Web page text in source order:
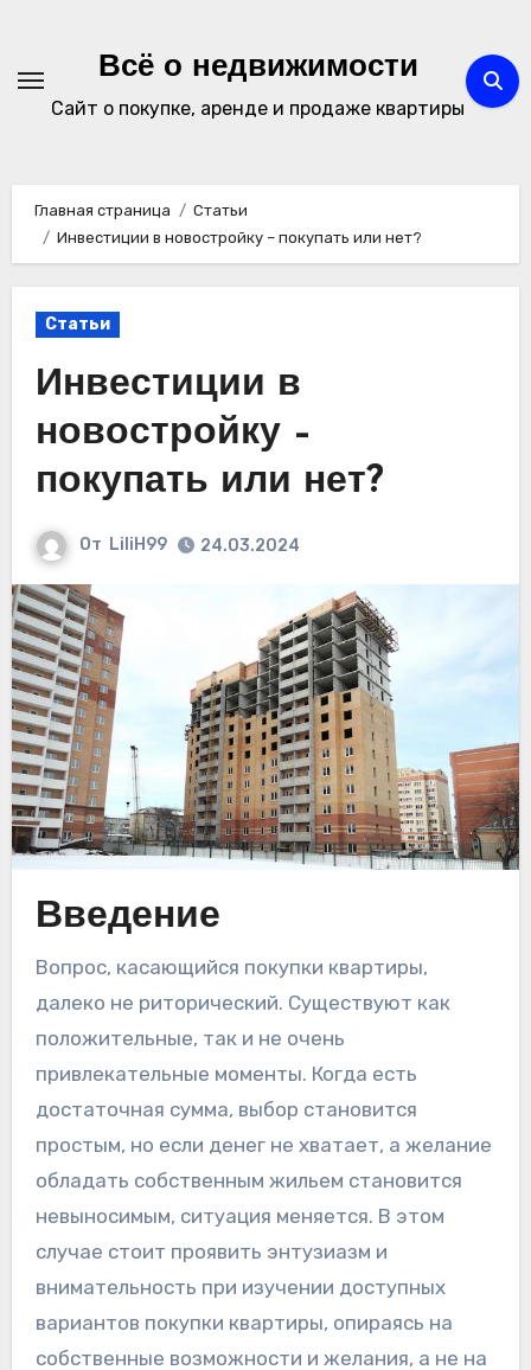
содержимомуВсё о недвижимости
Сайт о покупке, аренде и продаже квартиры
Главная страница
Статьи
Инвестиции в новостройку – покупать или нет?
Статьи
Инвестиции в
новостройку –
покупать или нет?
От LiliH99 24.03.2024
Введение
Вопрос, касающийся покупки квартиры,
далеко не риторический. Существуют как
положительные, так и не очень
привлекательные моменты. Когда есть
достаточная сумма, выбор становится
простым, но если денег не хватает, а желание
обладать собственным жильем становится
невыносимым, ситуация меняется. В этом
случае стоит проявить энтузиазм и
внимательность при изучении доступных
вариантов покупки квартиры, опираясь на
собственные возможности и желания, а не на